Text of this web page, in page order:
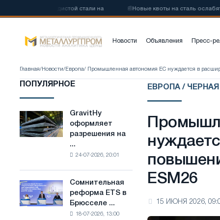
стали на 📰Новые квоты на сталь ослабят
Новости Объявления Пресс-
Главная/ Новости/ Европа/ Промышленная автономия ЕС нуждается в
ПОПУЛЯРНОЕ
GravitHy
оформляет
разрешения
строительство
производству
низкоуглеродистой
GravitHy
оформляет
разрешения на
...
24-07-2026, 20:01
Сомнительная
реформа
ETS
Сомнительная
реформа ETS в
Брюсселе ...
18-07-2026, 13:00
ЕВРОПА /
ESM26
15 ИЮНЯ 2026,